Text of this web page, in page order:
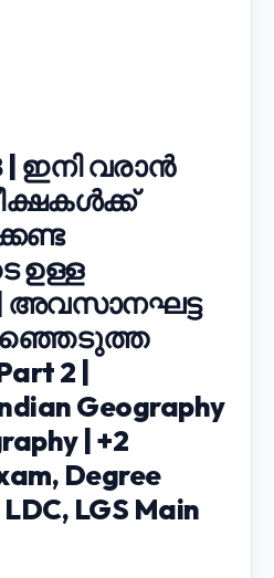
| ഇനി വരാൻ
ഉള്ള
അവസാനഘട്ട
2 |
Geography
| +2
Degree
LGS Main